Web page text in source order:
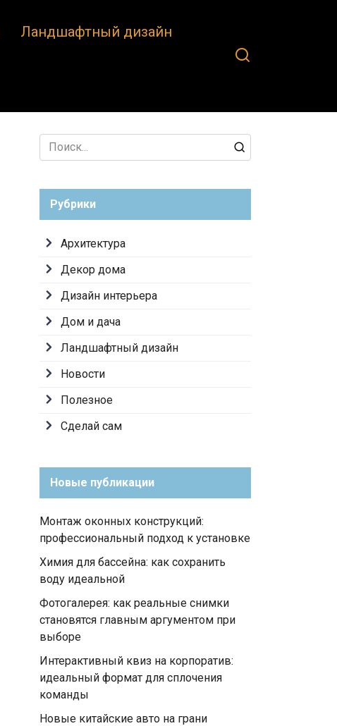
Ландшафтный дизайн
Search
for:
Рубрики
Архитектура
Декор дома
Дизайн интерьера
Дом и дача
Ландшафтный дизайн
Новости
Полезное
Сделай сам
Новые публикации
Монтаж оконных конструкций:
профессиональный подход к установке
Химия для бассейна: как сохранить
воду идеальной
Фотогалерея: как реальные снимки
становятся главным аргументом при
выборе
Интерактивный квиз на корпоратив:
идеальный формат для сплочения
команды
Новые китайские авто на грани